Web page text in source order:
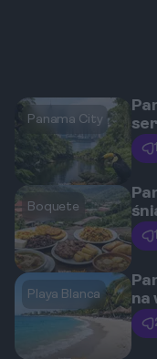
Panama City
1
Boquete
1
Playa Blanca
na